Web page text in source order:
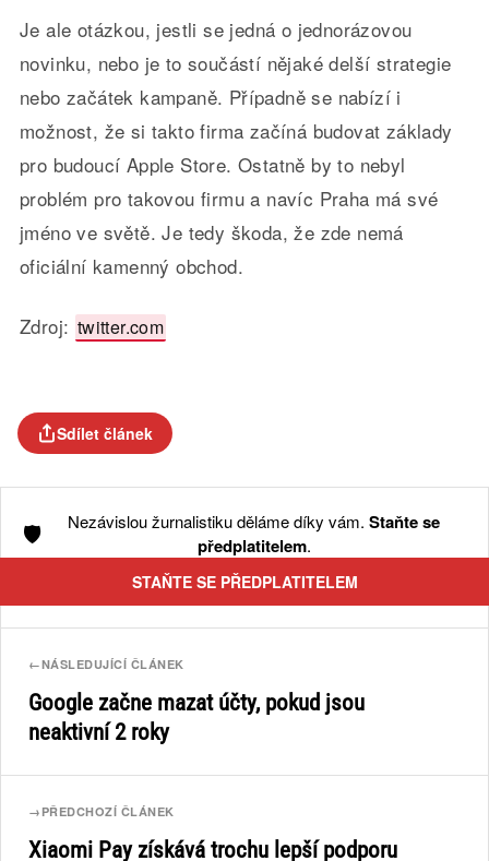
Je ale otázkou, jestli se jedná o jednorázovou
novinku, nebo je to součástí nějaké delší strategie
nebo začátek kampaně. Případně se nabízí i
možnost, že si takto firma začíná budovat základy
pro budoucí Apple Store. Ostatně by to nebyl
problém pro takovou firmu a navíc Praha má své
jméno ve světě. Je tedy škoda, že zde nemá
oficiální kamenný obchod.
Zdroj: twitter.com
Sdílet článek
🛡️ Nezávislou žurnalistiku děláme díky vám. Staňte se
předplatitelem.
STAŇTE SE PŘEDPLATITELEM
←NÁSLEDUJÍCÍ ČLÁNEK
Google začne mazat účty, pokud jsou
neaktivní 2 roky
→ PŘEDCHOZÍ ČLÁNEK
Xiaomi Pay získává trochu lepší podporu